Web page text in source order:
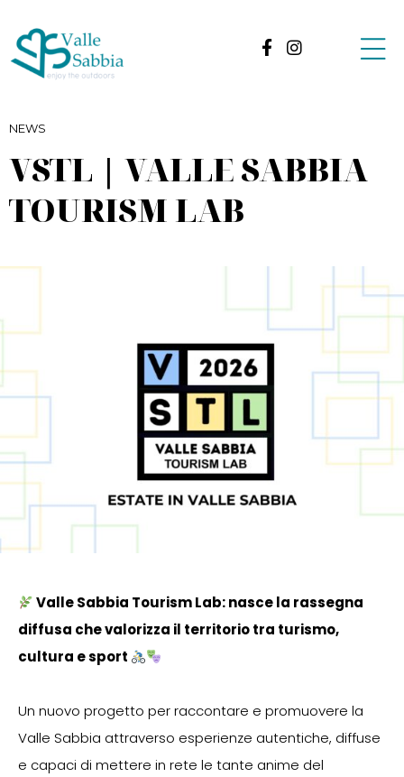
NEWS
VSTL | VALLE SABBIA
TOURISM LAB
Valle Sabbia Tourism Lab: nasce la rassegna
diffusa che valorizza il territorio tra turismo,
cultura e sport
Un nuovo progetto per raccontare e promuovere la
Valle Sabbia attraverso esperienze autentiche, diffuse
e capaci di mettere in rete le tante anime del